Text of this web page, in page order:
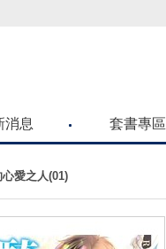
青文購物網的朋友們，提高警覺！
消息 套書專區
愛之人(01)